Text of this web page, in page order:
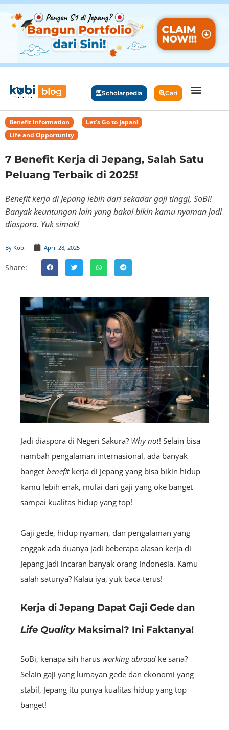
Scholarpedia Cari
Benefit Information Let's Go to Japan!
Life and Opportunity
7 Benefit Kerja di Jepang, Salah Satu
Peluang Terbaik di 2025!
Benefit kerja di Jepang lebih dari sekadar gaji tinggi, SoBi!
Banyak keuntungan lain yang bakal bikin kamu nyaman jadi
diaspora. Yuk simak!
By Kobi April 28, 2025
Share:
Jadi diaspora di Negeri Sakura? Why not! Selain bisa
nambah pengalaman internasional, ada banyak
banget benefit kerja di Jepang yang bisa bikin hidup
kamu lebih enak, mulai dari gaji yang oke banget
sampai kualitas hidup yang top!
Gaji gede, hidup nyaman, dan pengalaman yang
enggak ada duanya jadi beberapa alasan kerja di
Jepang jadi incaran banyak orang Indonesia. Kamu
salah satunya? Kalau iya, yuk baca terus!
Kerja di Jepang Dapat Gaji Gede dan
Life QualityMaksimal? Ini Faktanya!
SoBi, kenapa sih harus working abroad ke sana?
Selain gaji yang lumayan gede dan ekonomi yang
stabil, Jepang itu punya kualitas hidup yang top
banget!